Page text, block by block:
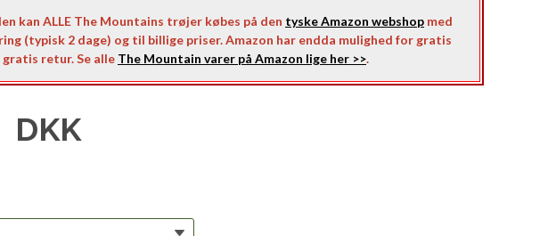
kan ALLE The Mountains trøjer købes på den tyske Amazon webshop med
(typisk 2 dage) og til billige priser. Amazon har endda mulighed for gratis
gratis retur. Se alle The Mountain varer på Amazon lige her >>.
DKK